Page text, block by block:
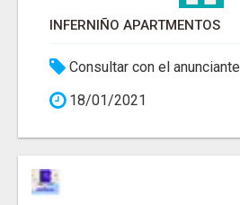
INFERNIÑO APARTMENTOS
Consultar con el anunciante
18/01/2021